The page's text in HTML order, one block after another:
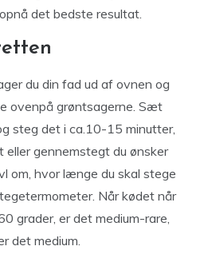
det bedste resultat.
du din fad ud af ovnen og
ovenpå grøntsagerne. Sæt
steg det i ca.10-15 minutter,
gennemstegt du ønsker
om, hvor længe du skal stege
Når kødet når
grader, er det medium-rare,
det medium.